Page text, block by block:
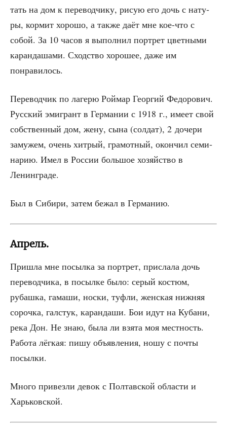
тать на дом к пере­вод­чи­ку, рисую его дочь с нату­
ры, кор­мит хоро­шо, а так­же даёт мне кое-что с
собой. За 10 часов я выпол­нил порт­рет цвет­ны­ми
каран­да­ша­ми. Сход­ство хоро­шее, даже им
понравилось.
Пере­вод­чик по лаге­рю Рой­мар Геор­гий Федо­ро­вич.
Рус­ский эми­грант в Гер­ма­нии с 1918 г., име­ет свой
соб­ствен­ный дом, жену, сына (сол­дат), 2 доче­ри
заму­жем, очень хит­рый, гра­мот­ный, окон­чил семи­
на­рию. Имел в Рос­сии боль­шое хозяй­ство в
Ленинграде.
Был в Сиби­ри, затем бежал в Германию.
Апрель.
При­шла мне посыл­ка за порт­рет, при­сла­ла дочь
пере­вод­чи­ка, в посыл­ке было: серый костюм,
рубаш­ка, гама­ши, нос­ки, туфли, жен­ская ниж­няя
сороч­ка, гал­стук, каран­да­ши. Бои идут на Куба­ни,
река Дон. Не знаю, была ли взя­та моя мест­ность.
Рабо­та лёг­кая: пишу объ­яв­ле­ния, ношу с почты
посылки.
Мно­го при­вез­ли девок с Пол­тав­ской обла­сти и
Харьковской.